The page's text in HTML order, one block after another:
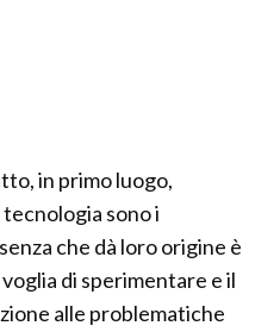
in primo luogo,
sono i
che dà loro origine è
di sperimentare e il
alle problematiche